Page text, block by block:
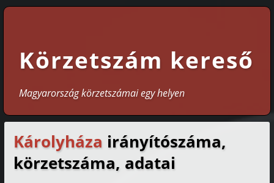
Körzetszám kereső
Magyarország körzetszámai egy helyen
Károlyháza irányítószáma,
körzetszáma, adatai